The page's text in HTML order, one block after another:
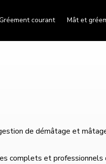
courant Mât et
de démâtage et
complets et professionnels